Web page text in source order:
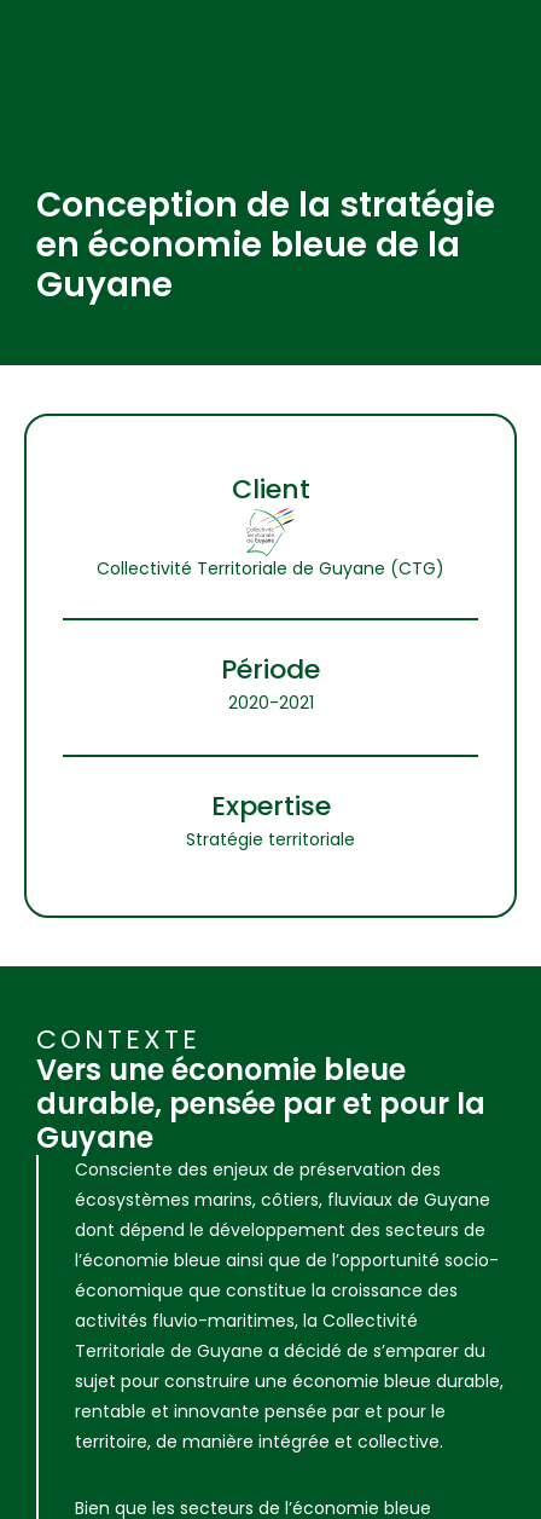
Conception de la stratégie
en économie bleue de la
Guyane
Client
Collectivité Territoriale de Guyane (CTG)
Période
2020-2021
Expertise
Stratégie territoriale
CONTEXTE
Vers une économie bleue
durable, pensée par et pour la
Guyane
Consciente des enjeux de préservation des
écosystèmes marins, côtiers, fluviaux de Guyane
dont dépend le développement des secteurs de
l’économie bleue ainsi que de l’opportunité socio-
économique que constitue la croissance des
activités fluvio-maritimes, la Collectivité
Territoriale de Guyane a décidé de s’emparer du
sujet pour construire une économie bleue durable,
rentable et innovante pensée par et pour le
territoire, de manière intégrée et collective.
Bien que les secteurs de l’économie bleue